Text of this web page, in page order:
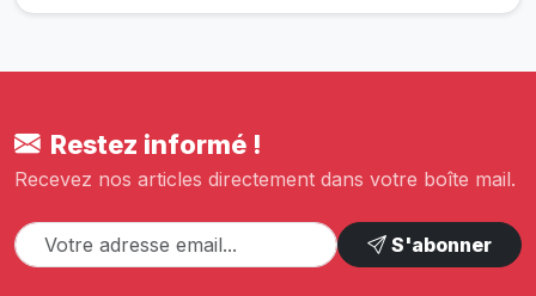
Restez informé !
Recevez nos articles directement dans votre boîte mail.
S'abonner